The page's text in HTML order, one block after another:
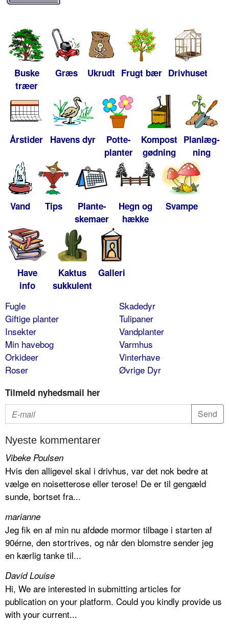
Buske
træer
Græs Ukrudt Frugt bær Drivhuset
Årstider Havens dyr
Potte-
planter
Kompost
gødning
Planlæg-
ning
Vand Tips
Plante-
skemaer
Hegn og
hække
Svampe
Have
info
Kaktus
sukkulent
Galleri
Fugle
Giftige planter
Insekter
Min havebog
Orkideer
Roser
Skadedyr
Tulipaner
Vandplanter
Varmhus
Vinterhave
Øvrige Dyr
Tilmeld nyhedsmail her
Nyeste kommentarer
Vibeke Poulsen
Hvis den alligevel skal i drivhus, var det nok bedre at
vælge en noisetterose eller terose! De er til gengæld
sunde, bortset fra...
marianne
Jeg fik en af min nu afdøde mormor tilbage i starten af
90érne, den stortrives, og når den blomstre sender jeg
en kærlig tanke til...
David Louise
Hi, We are interested in submitting articles for
publication on your platform. Could you kindly provide us
with your current...